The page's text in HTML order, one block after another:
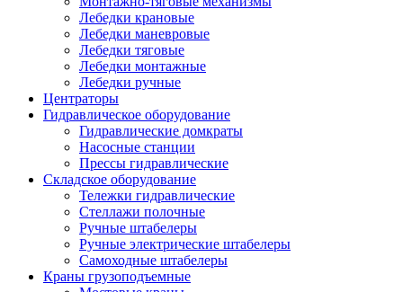
Лебедки крановые
Лебедки маневровые
Лебедки тяговые
Лебедки монтажные
Лебедки ручные
Центраторы
Гидравлическое оборудование
Гидравлические домкраты
Насосные станции
Прессы гидравлические
Складское оборудование
Тележки гидравлические
Cтеллажи полочные
Ручные штабелеры
Ручные электрические штабелеры
Самоходные штабелеры
Краны грузоподъемные